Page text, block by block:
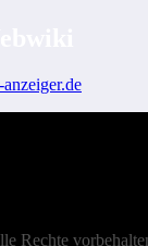
Rechte